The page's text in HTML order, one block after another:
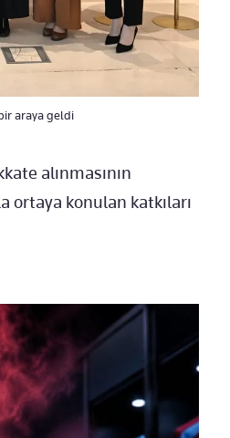
araya geldi
alınmasının
ortaya konulan katkıları